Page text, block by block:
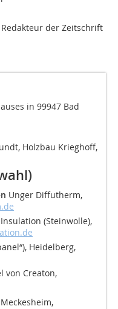
der Zeitschrift
in 99947 Bad
Holzbau Krieghoff,
Unger Diffutherm,
(Steinwolle),
Heidelberg,
von Creaton,